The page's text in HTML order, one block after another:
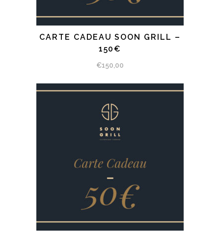
CARTE CADEAU SOON GRILL –
150€
€150,00